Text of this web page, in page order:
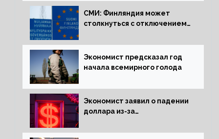
СМИ: Финляндия может
столкнуться с отключением
Экономист предсказал год
начала всемирного голода
Экономист заявил о падении
доллара из-за